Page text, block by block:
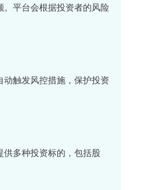
平台会根据投资者的风险
触发风控措施，保护投资
供多种投资标的，包括股